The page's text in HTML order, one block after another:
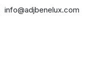
info@adjbenelux.com